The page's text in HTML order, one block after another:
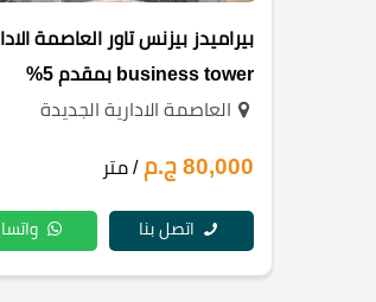
business tower بمقدم 5%
العاصمة الادارية الجديدة
80,000 ج.م / متر
اتصل بنا